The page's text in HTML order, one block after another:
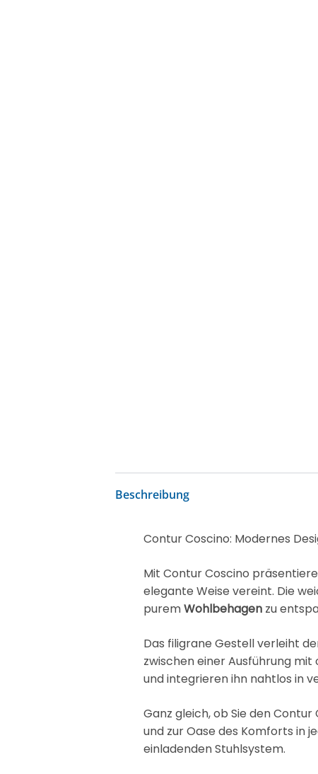
Beschreibung
Contur Coscino: Modernes
Mit Contur Coscino
elegante Weise vereint. Die
puremWohlbehagen zu
Das filigrane Gestell verleiht
zwischen einer Ausführung
und integrieren ihn nahtlos in
Ganz gleich, ob Sie den
und zur Oase des Komforts in
einladenden Stuhlsystem.